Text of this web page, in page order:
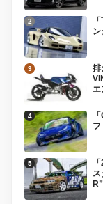
排
エ
フ
ス
R”